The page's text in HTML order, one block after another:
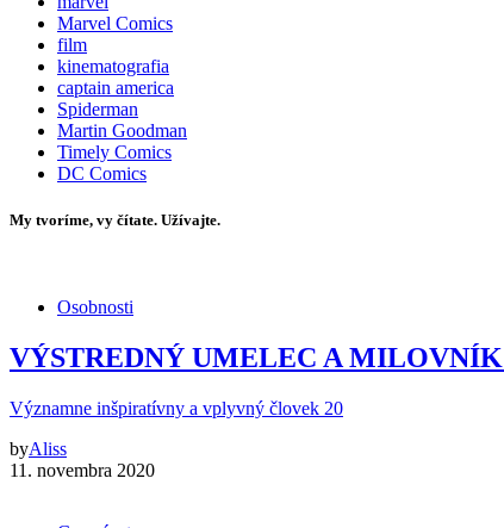
Marvel Comics
film
kinematografia
captain america
Spiderman
Martin Goodman
Timely Comics
DC Comics
My tvoríme, vy čítate. Užívajte.
Osobnosti
VÝSTREDNÝ UMELEC A
Významne inšpiratívny a vplyvný človek 20
byAliss
11. novembra 2020